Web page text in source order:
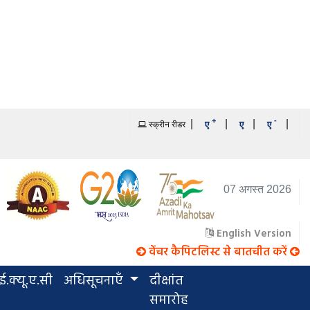
स्क्रीन रीडर ए + ए ए -
07 अगस्त 2026
English Version
वेंचर कैपिटलिस्ट से बातचीत करें
अधिसूचनाएँ
दीक्षांत
समारोह